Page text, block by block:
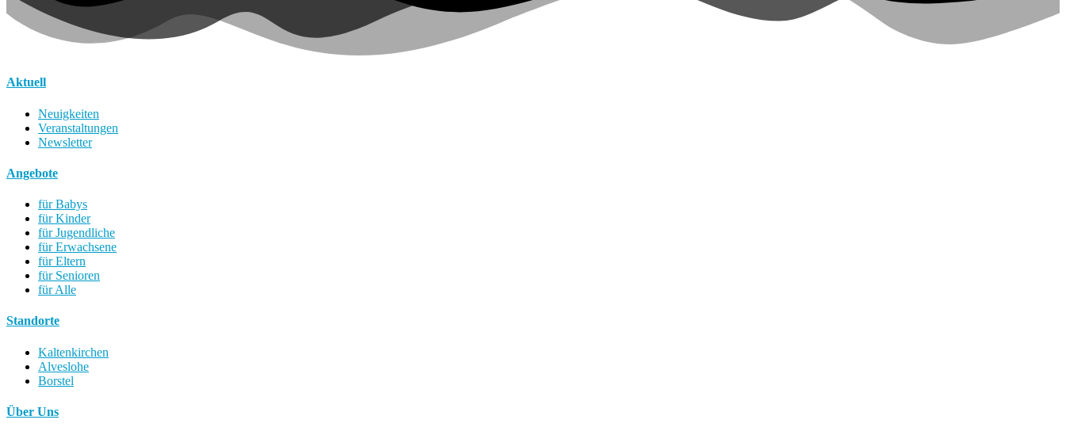
Aktuell
Neuigkeiten
Veranstaltungen
Newsletter
Angebote
für Babys
für Kinder
für Jugendliche
für Erwachsene
für Eltern
für Senioren
für Alle
Standorte
Kaltenkirchen
Alveslohe
Borstel
Über Uns